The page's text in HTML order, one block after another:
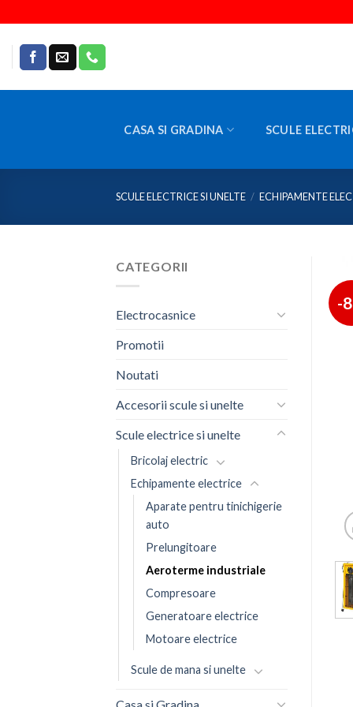
to
content
CASA SI GRADINA SCULE
SCULE ELECTRICE SI UNELTE / ECHIPAMENTE
CATEGORII
Electrocasnice
Promotii
Noutati
Accesorii scule si unelte
Scule electrice si unelte
Bricolaj electric
Echipamente electrice
Aparate pentru tinichigerie
auto
Prelungitoare
Aeroterme industriale
Compresoare
Generatoare electrice
Motoare electrice
Scule de mana si unelte
Casa si Gradina
-